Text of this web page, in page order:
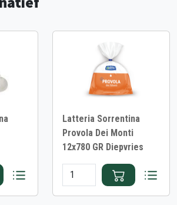
Latteria Sorrentina
Provola Dei Monti
12x780 GR Diepvries